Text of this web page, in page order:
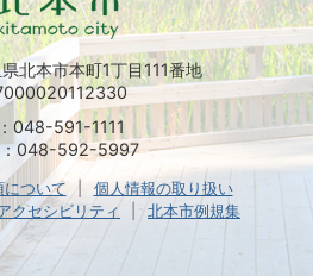
本市本町1丁目111番地
048-591-1111
：048-592-5997
について
個人情報の取り扱い
クセシビリティ 北本市例規集